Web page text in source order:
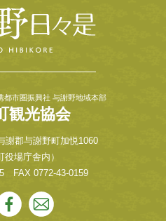
都市圏振興社 与謝野地域本部
観光協会
謝郡与謝野町加悦1060
役場庁舎内）
FAX 0772-43-0159